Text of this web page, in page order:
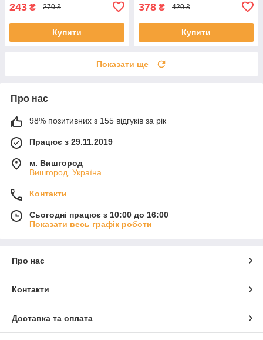
243 ₴ 270 ₴
Купити
378 ₴ 420 ₴
Купити
Показати ще
Про нас
98% позитивних з 155 відгуків за рік
Працює з 29.11.2019
м. Вишгород
Вишгород, Україна
Контакти
Сьогодні працює з 10:00 до 16:00
Показати весь графік роботи
Про нас
Контакти
Доставка та оплата